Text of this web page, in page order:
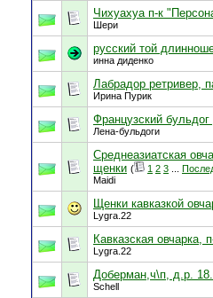
Чихуахуа п-к
Шери
русский той
инна диденко
Лабрадор ретривер,
Ирина Пурик
Французский
Лена-бульдоги
Среднеазиатская
щенки ( 1 2 3
Maidi
Щенки кавказкой
Lygra.22
Кавказская
Lygra.22
Доберман,ч\п, д.р.
Schell